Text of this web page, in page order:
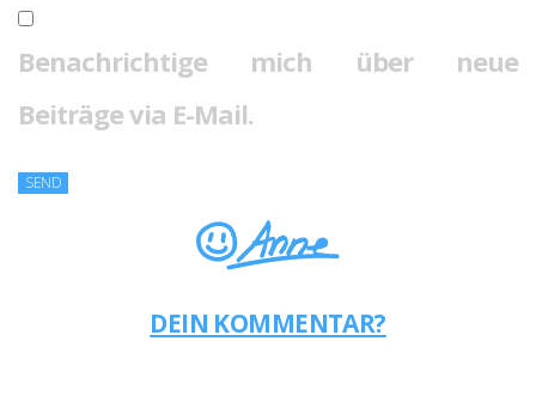
Benachrichtige mich über neue
Beiträge via E-Mail.
DEIN KOMMENTAR?